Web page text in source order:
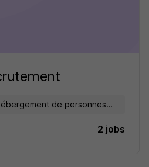
de personnes
2 jobs